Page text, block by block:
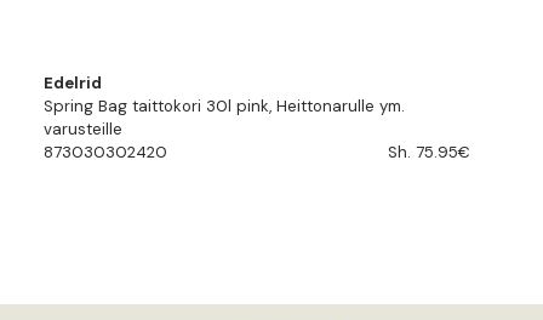
Edelrid
Spring Bag taittokori 30l pink, Heittonarulle ym.
varusteille
873030302420
Sh. 75.95€